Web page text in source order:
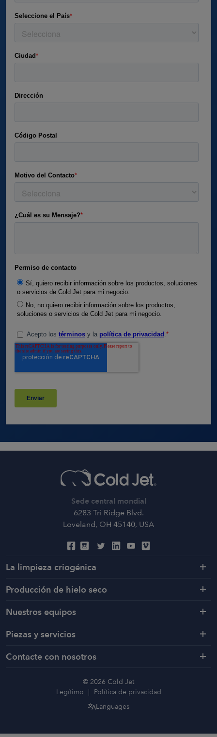
Sede central mondial
6283 Tri Ridge Blvd.
Loveland, OH 45140, USA
La limpieza criogénica
Producción de hielo seco
Nuestros equipos
Piezas y servicios
Contacte con nosotros
© 2026 Cold Jet
Legítimo
Política de privacidad
Languages